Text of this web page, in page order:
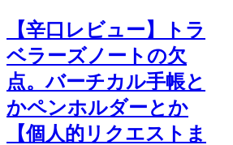
【辛口レビュー】トラ
ベラーズノートの欠
点。バーチカル手帳と
かペンホルダーとか
【個人的リクエストま